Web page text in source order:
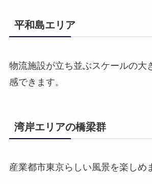
平和島エリア
物流施設が立ち並ぶスケールの大
感できます。
湾岸エリアの橋梁群
産業都市東京らしい風景を楽しめ